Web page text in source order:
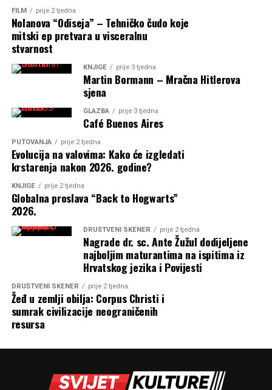
FILM prije 2 tjedna
Nolanova “Odiseja” – Tehničko čudo koje
mitski ep pretvara u visceralnu
stvarnost
KNJIGE prije 3 tjedna
Martin Bormann – Mračna Hitlerova
sjena
GLAZBA prije 3 tjedna
Café Buenos Aires
PUTOVANJA prije 2 tjedna
Evolucija na valovima: Kako će izgledati
krstarenja nakon 2026. godine?
KNJIGE prije 2 tjedna
Globalna proslava “Back to Hogwarts”
2026.
DRUŠTVENI SKENER prije 2 tjedna
Nagrade dr. sc. Ante Žužul dodijeljene
najboljim maturantima na ispitima iz
Hrvatskog jezika i Povijesti
DRUŠTVENI SKENER prije 2 tjedna
Žeđ u zemlji obilja: Corpus Christi i
sumrak civilizacije neograničenih
resursa